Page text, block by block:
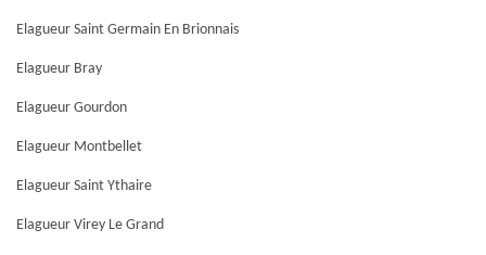
Elagueur Saint Germain En Brionnais
Elagueur Bray
Elagueur Gourdon
Elagueur Montbellet
Elagueur Saint Ythaire
Elagueur Virey Le Grand